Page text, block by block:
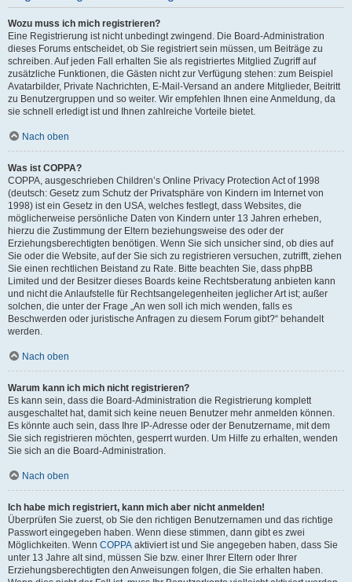
Wozu muss ich mich registrieren?
Eine Registrierung ist nicht unbedingt zwingend. Die Board-Administration
dieses Forums entscheidet, ob Sie registriert sein müssen, um Beiträge zu
schreiben. Auf jeden Fall erhalten Sie als registriertes Mitglied Zugriff auf
zusätzliche Funktionen, die Gästen nicht zur Verfügung stehen: zum Beispiel
Avatarbilder, Private Nachrichten, E-Mail-Versand an andere Mitglieder, Beitritt
zu Benutzergruppen und so weiter. Wir empfehlen Ihnen eine Anmeldung, da
sie schnell erledigt ist und Ihnen zahlreiche Vorteile bietet.
Nach oben
Was ist COPPA?
COPPA, ausgeschrieben Children’s Online Privacy Protection Act of 1998
(deutsch: Gesetz zum Schutz der Privatsphäre von Kindern im Internet von
1998) ist ein Gesetz in den USA, welches festlegt, dass Websites, die
möglicherweise persönliche Daten von Kindern unter 13 Jahren erheben,
hierzu die Zustimmung der Eltern beziehungsweise des oder der
Erziehungsberechtigten benötigen. Wenn Sie sich unsicher sind, ob dies auf
Sie oder die Website, auf der Sie sich zu registrieren versuchen, zutrifft, ziehen
Sie einen rechtlichen Beistand zu Rate. Bitte beachten Sie, dass phpBB
Limited und der Besitzer dieses Boards keine Rechtsberatung anbieten kann
und nicht die Anlaufstelle für Rechtsangelegenheiten jeglicher Art ist; außer
solchen, die unter der Frage „An wen soll ich mich wenden, falls es
Beschwerden oder juristische Anfragen zu diesem Forum gibt?“ behandelt
werden.
Nach oben
Warum kann ich mich nicht registrieren?
Es kann sein, dass die Board-Administration die Registrierung komplett
ausgeschaltet hat, damit sich keine neuen Benutzer mehr anmelden können.
Es könnte auch sein, dass Ihre IP-Adresse oder der Benutzername, mit dem
Sie sich registrieren möchten, gesperrt wurden. Um Hilfe zu erhalten, wenden
Sie sich an die Board-Administration.
Nach oben
Ich habe mich registriert, kann mich aber nicht anmelden!
Überprüfen Sie zuerst, ob Sie den richtigen Benutzernamen und das richtige
Passwort eingegeben haben. Wenn diese stimmen, dann gibt es zwei
Möglichkeiten. Wenn COPPA aktiviert ist und Sie angegeben haben, dass Sie
unter 13 Jahre alt sind, müssen Sie bzw. einer Ihrer Eltern oder Ihrer
Erziehungsberechtigten den Anweisungen folgen, die Sie erhalten haben.